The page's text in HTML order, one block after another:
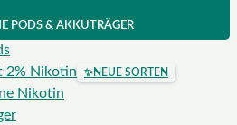
PODS & AKKUTRÄGER
2% Nikotin
✨NEUE SORTEN
Nikotin